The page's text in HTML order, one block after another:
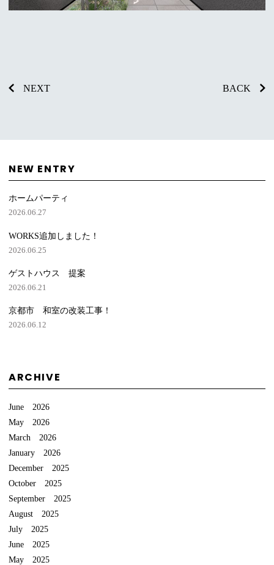
NEXT BACK
NEW ENTRY
ホームパーティ
2026.06.27
WORKS追加しました！
2026.06.25
ゲストハウス 提案
2026.06.21
京都市 和室の改装工事！
2026.06.12
ARCHIVE
June 2026
May 2026
March 2026
January 2026
December 2025
October 2025
September 2025
August 2025
July 2025
June 2025
May 2025